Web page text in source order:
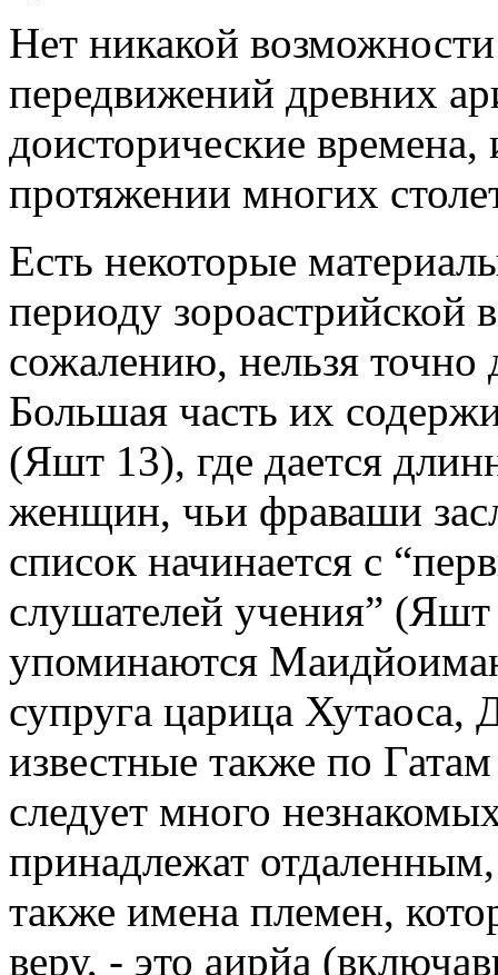
Нет никакой
передвижений древних
доисторические времена,
протяжении многих
Есть некоторые
периоду зороастрийской
сожалению, нельзя точно
Большая часть их
(Яшт 13), где дается
женщин, чьи фраваши
список начинается с
слушателей учения”
упоминаются
супруга царица Хутаоса,
известные также по
следует много
принадлежат
также имена племен,
веру, - это аирйа